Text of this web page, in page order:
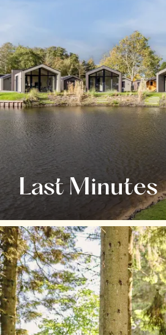
Last Minutes